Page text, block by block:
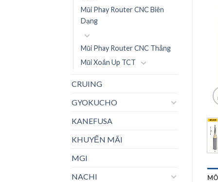
Mũi Phay Router CNC Biên
Dạng
Mũi Phay Router CNC Thẳng
Mũi Xoắn Up TCT
CRUING
GYOKUCHO
KANEFUSA
KHUYẾN MÃI
MGI
NACHI